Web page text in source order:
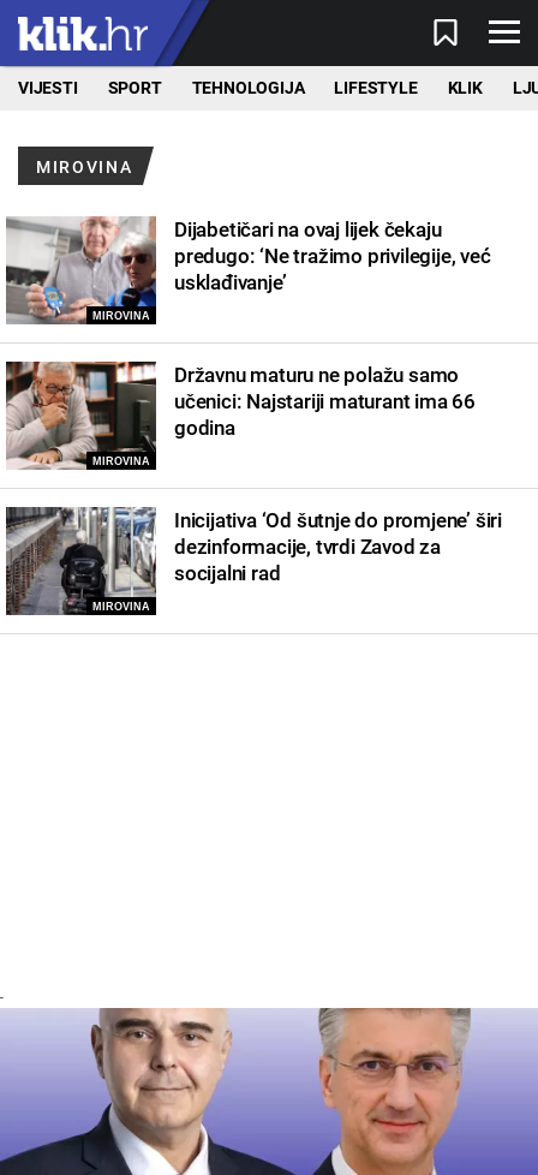
VIJESTI SPORT TEHNOLOGIJA LIFESTYLE KLIK
MIROVINA
MIROVINA
Dijabetičari na ovaj lijek čekaju
predugo: ‘Ne tražimo privilegije, već
usklađivanje’
MIROVINA
Državnu maturu ne polažu samo
učenici: Najstariji maturant ima 66
godina
MIROVINA
Inicijativa ‘Od šutnje do promjene’ širi
dezinformacije, tvrdi Zavod za
socijalni rad
-